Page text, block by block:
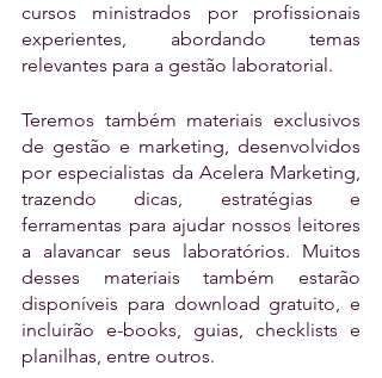
cursos ministrados por profissionais
experientes, abordando temas
relevantes para a gestão laboratorial.
Teremos também materiais exclusivos
de gestão e marketing, desenvolvidos
por especialistas da Acelera Marketing,
trazendo dicas, estratégias e
ferramentas para ajudar nossos leitores
a alavancar seus laboratórios. Muitos
desses materiais também estarão
disponíveis para download gratuito, e
incluirão e-books, guias, checklists e
planilhas, entre outros.